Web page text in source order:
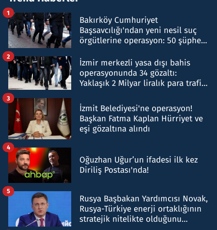
Bakırköy Cumhuriyet
Başsavcılığı'ndan yeni nesil suç
örgütlerine operasyon: 50 şüpheli
1
İzmir merkezli yasa dışı bahis
operasyonunda 34 gözaltı:
Yaklaşık 2 Milyar liralık para trafiği
2
İzmit Belediyesi'ne operasyon!
Başkan Fatma Kaplan Hürriyet ve
eşi gözaltına alındı
3
Oğuzhan Uğur’un ifadesi ilk kez
Diriliş Postası'nda!
4
Rusya Başbakan Yardımcısı Novak,
Rusya-Türkiye enerji ortaklığının
stratejik nitelikte olduğunu
5